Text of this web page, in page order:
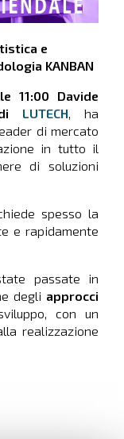
e
KANBAN
11:00
Davide
LUTECH , ha
di mercato
in tutto il
di soluzioni
spesso la
e rapidamente
passate in
degli approcci
con un
realizzazione